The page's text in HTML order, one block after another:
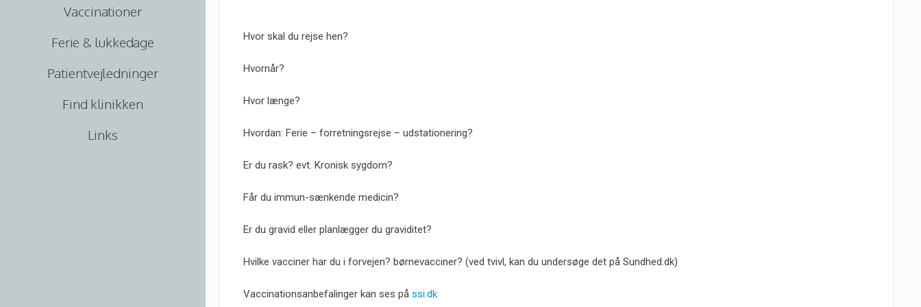
Vaccinationer
Ferie & lukkedage
Patientvejledninger
Find klinikken
Links
Hvor skal du rejse hen?
Hvornår?
Hvor længe?
Hvordan: Ferie – forretningsrejse – udstationering?
Er du rask? evt. Kronisk sygdom?
Får du immun-sænkende medicin?
Er du gravid eller planlægger du graviditet?
Hvilke vacciner har du i forvejen? børnevacciner? (ved tvivl, kan du undersøge det på Sundhed.dk)
Vaccinationsanbefalinger kan ses på ssi.dk